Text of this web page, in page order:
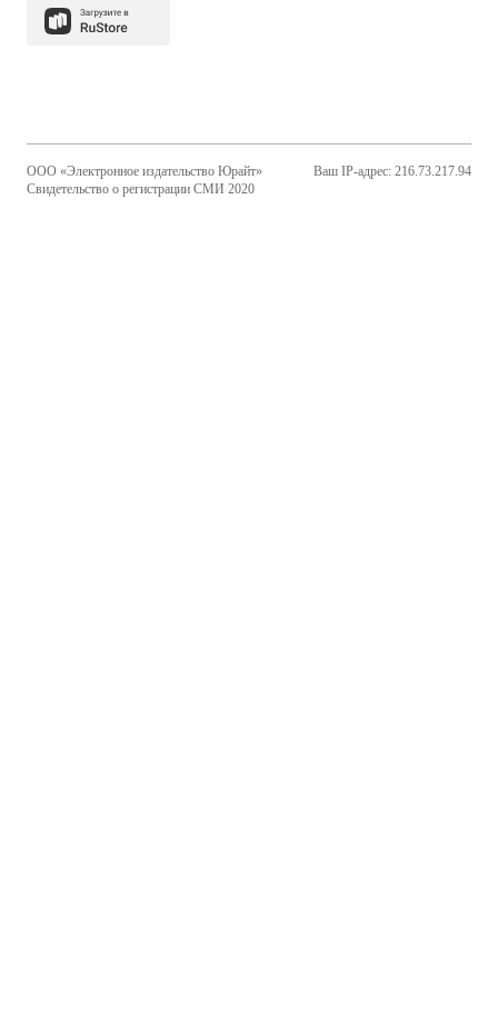
ООО «Электронное издательство Юрайт»
Свидетельство о регистрации СМИ 2020
Ваш IP-адрес: 216.73.217.94